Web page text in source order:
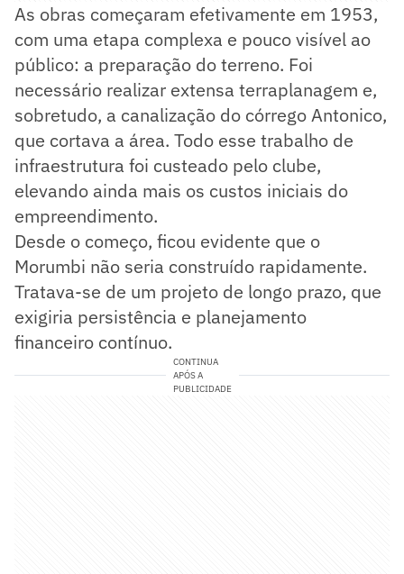
As obras começaram efetivamente em 1953,
com uma etapa complexa e pouco visível ao
público: a preparação do terreno. Foi
necessário realizar extensa terraplanagem e,
sobretudo, a canalização do córrego Antonico,
que cortava a área. Todo esse trabalho de
infraestrutura foi custeado pelo clube,
elevando ainda mais os custos iniciais do
empreendimento.
Desde o começo, ficou evidente que o
Morumbi não seria construído rapidamente.
Tratava-se de um projeto de longo prazo, que
exigiria persistência e planejamento
financeiro contínuo.
CONTINUA
APÓS A
PUBLICIDADE